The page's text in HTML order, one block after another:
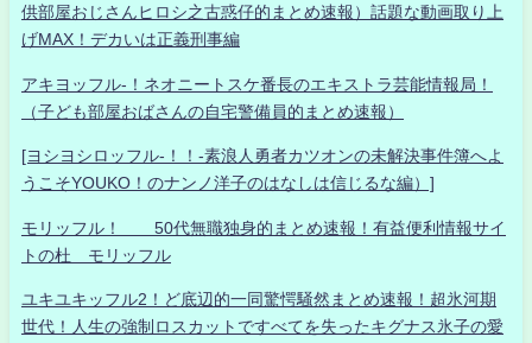
供部屋おじさんヒロシ之古惑仔的まとめ速報）話題な動画取り上
げMAX！デカいは正義刑事編
アキヨッフル-！ネオニートスケ番長のエキストラ芸能情報局！
（子ども部屋おばさんの自宅警備員的まとめ速報）
[ヨシヨシロッフル-！！-素浪人勇者カツオンの未解決事件簿へよ
うこそYOUKO！のナンノ洋子のはなしは信じるな編）]
モリッフル！ 50代無職独身的まとめ速報！有益便利情報サイ
トの杜 モリッフル
ユキユキッフル2！ど底辺的一同驚愕騒然まとめ速報！超氷河期
世代！人生の強制ロスカットですべてを失ったキグナス氷子の愛